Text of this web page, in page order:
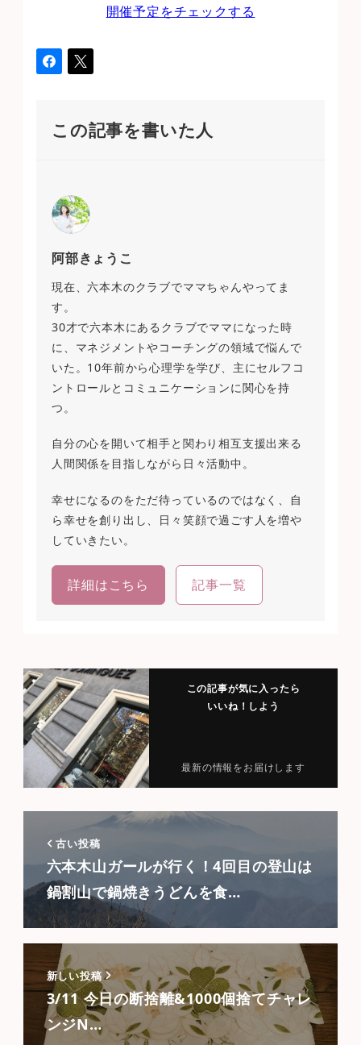
開催予定をチェックする
この記事を書いた人
阿部きょうこ
現在、六本木のクラブでママちゃんやってま
す。
30才で六本木にあるクラブでママになった時
に、マネジメントやコーチングの領域で悩んで
いた。10年前から心理学を学び、主にセルフコ
ントロールとコミュニケーションに関心を持
つ。
自分の心を開いて相手と関わり相互支援出来る
人間関係を目指しながら日々活動中。
幸せになるのをただ待っているのではなく、自
ら幸せを創り出し、日々笑顔で過ごす人を増や
していきたい。
詳細はこちら 記事一覧
この記事が気に入ったら
いいね！しよう
最新の情報をお届けします
古い投稿
六本木山ガールが行く！4回目の登山は
鍋割山で鍋焼きうどんを食…
新しい投稿
3/11 今日の断捨離&1000個捨てチャレ
ンジN…